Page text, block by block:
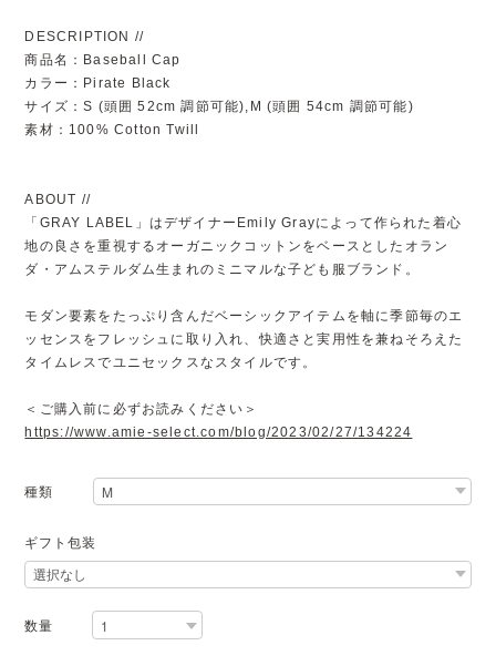
DESCRIPTION //
商品名：Baseball Cap
カラー：Pirate Black
サイズ：S (頭囲 52cm 調節可能),M (頭囲 54cm 調節可能)
素材：100% Cotton Twill
ABOUT //
「GRAY LABEL」はデザイナーEmily Grayによって作られた着心
地の良さを重視するオーガニックコットンをベースとしたオラン
ダ・アムステルダム生まれのミニマルな子ども服ブランド。
モダン要素をたっぷり含んだベーシックアイテムを軸に季節毎のエ
ッセンスをフレッシュに取り入れ、快適さと実用性を兼ねそろえた
タイムレスでユニセックスなスタイルです。
＜ご購入前に必ずお読みください＞
https://www.amie-select.com/blog/2023/02/27/134224
種類
ギフト包装
数量